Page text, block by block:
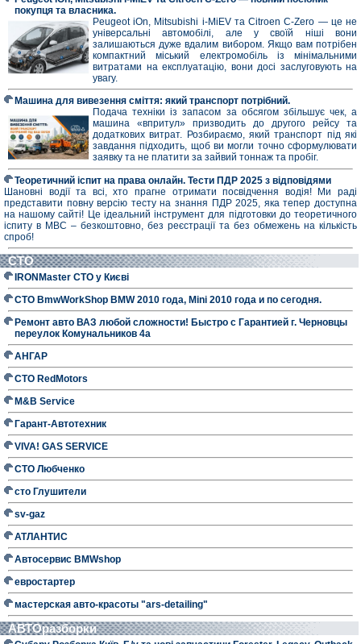
покупця та власника.
Peugeot iOn, Mitsubishi i-MiEV та Citroen C-Zero — це не
універсальні автомобілі, але у своїй ніші вони
залишаються дуже вдалим вибором. Якщо вам потрібен
компактний міський електромобіль із мінімальними
витратами на експлуатацію, вони досі заслуговують на
увагу.
Машина для вивезення сміття: який транспорт потрібний.
Подача техніки із запасом за обсягом збільшує чек, а
машина «впритул» призводить до другого рейсу та
додаткових витрат. Розбираємо, який транспорт під які
завдання підходить, щоб ви могли точно сформулювати
заявку та не платити за зайвий тоннаж та пробіг.
Теоретичний іспит на права онлайн. Тести ПДР 2025 з відповідями
Шановні водії та всі, хто прагне отримати посвідчення водія! Ми раді
представити повну версію тесту на знання ПДР 2025, яка тепер доступна
на нашому сайті! Це ідеальний інструмент для підготовки до теоретичного
іспиту в МВС – безкоштовно, без реєстрації та без обмежень на кількість
спроб!
СТО
IRONMaster СТО у Києві
СТО BmwWorkShop BMW 2010 года, Mini 2010 года и по сегодня.
Ремонт авто ВАЗ любой сложности! Быстро с Гарантией г. Черновцы
переулок Комунальников 4а
АНГАР
СТО RedMotors
M&B Service
Гарант-Автотехник
VIVA! GAS SERVICE
СТО Любченко
сто Глушители
sv-gaz
АТЛАНТИС
Автосервис BMWshop
евростартер
мастерская авто-красоты "ars-detailing"
АВТОразборки